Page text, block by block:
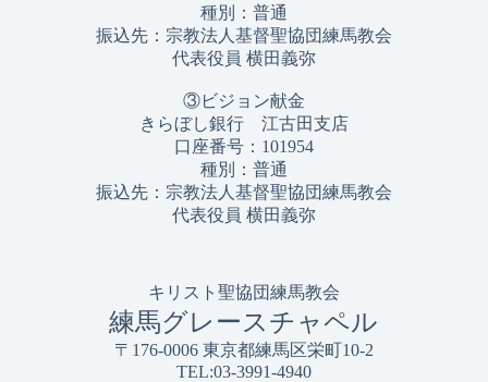
種別：普通
振込先：宗教法人基督聖協団練馬教会
代表役員 横田義弥
③ビジョン献金
きらぼし銀行 江古田支店
口座番号：101954
種別：普通
振込先：宗教法人基督聖協団練馬教会
代表役員 横田義弥
キリスト聖協団練馬教会
練馬グレースチャペル
〒176-0006 東京都練馬区栄町10-2
TEL:03-3991-4940